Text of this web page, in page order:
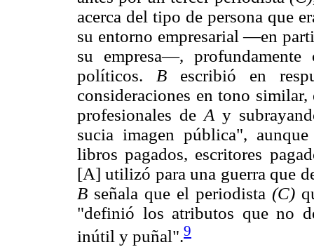
acerca del tipo de persona que
su entorno empresarial —en
su empresa—,
políticos. B escribió en
consideraciones en tono
profesionales de A y
sucia imagen pública",
libros pagados, escritores
[A] utilizó para una guerra que
B señala que el periodista (C)
"definió los atributos que no
inútil y puñal".9